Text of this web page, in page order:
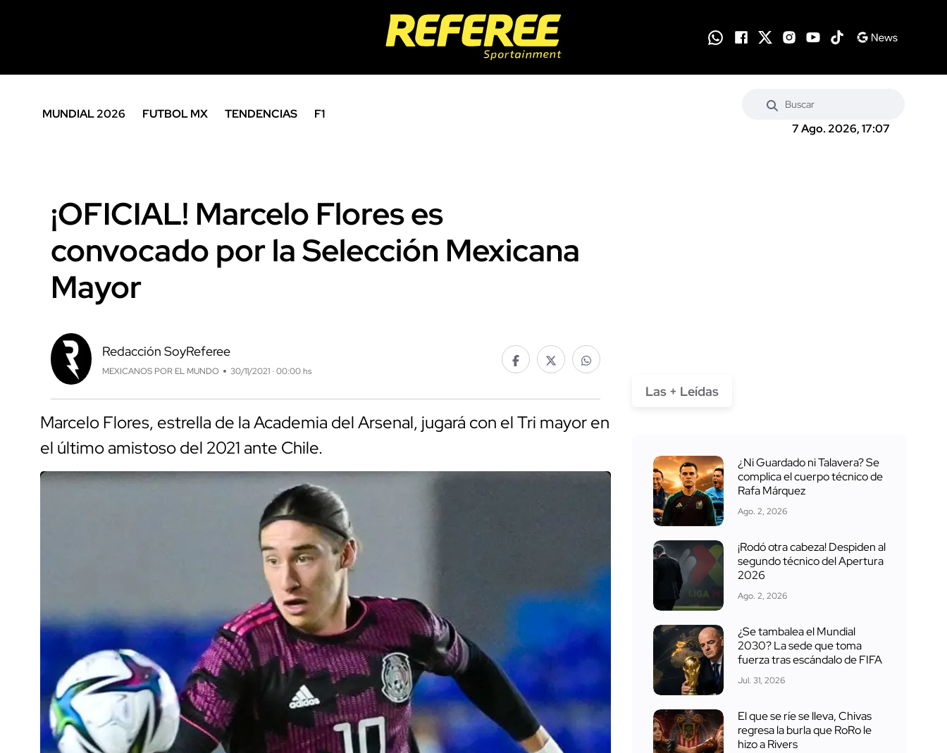
MUNDIAL 2026 FUTBOL MX TENDENCIAS
F1
7 Ago. 2026, 17:07
¡OFICIAL! Marcelo Flores es
convocado por la Selección Mexicana
Mayor
Redacción SoyReferee
MEXICANOS POR EL MUNDO 30/11/2021 · 00:00 hs
Marcelo Flores, estrella de la Academia del Arsenal, jugará con el Tri mayor en
el último amistoso del 2021 ante Chile.
Las + Leídas
¿Ni Guardado ni Talavera? Se
complica el cuerpo técnico de
Rafa Márquez
Ago. 2, 2026
¡Rodó otra cabeza! Despiden al
segundo técnico del Apertura
2026
Ago. 2, 2026
¿Se tambalea el Mundial
2030? La sede que toma
fuerza tras escándalo de FIFA
Jul. 31, 2026
El que se ríe se lleva, Chivas
regresa la burla que RoRo le
hizo a Rivers